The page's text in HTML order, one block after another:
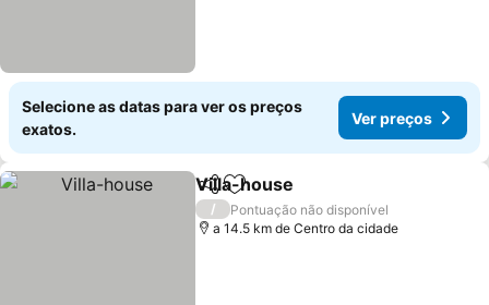
Selecione as datas para ver os preços
exatos.
Ver preços
PartilharAdicionar aos favoritos
Villa-house
/
Pontuação não disponível
a 14.5 km de Centro da cidade